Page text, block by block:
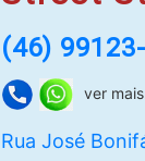
Whatsapp: (46)
(46)
ver
Rua José